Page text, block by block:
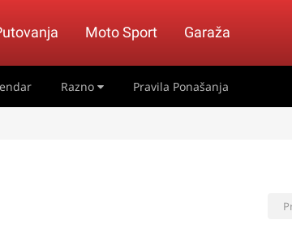
Moto Sport Garaža
Razno Pravila Ponašanja